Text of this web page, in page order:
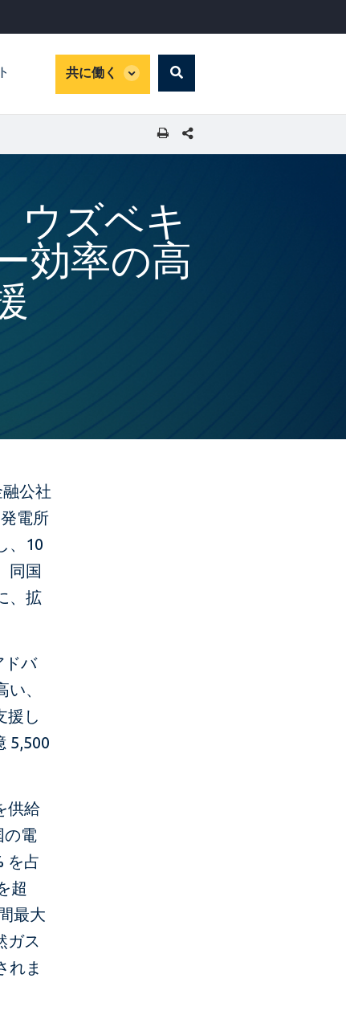
共に働く
global
Search
SHARE THIS PAGE
ウズベキ
効率の高
公社
電所
、10
同国
、拡
ドバ
、
援し
5,500
供給
の電
を占
超
最大
ガス
れま